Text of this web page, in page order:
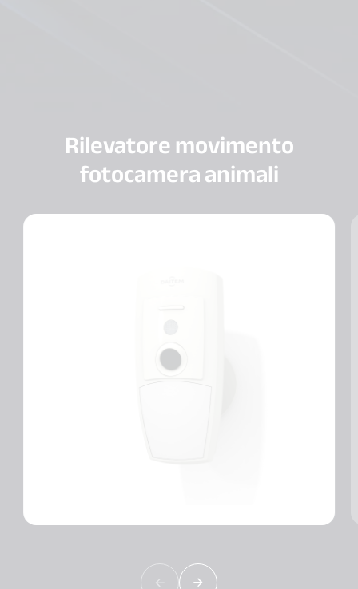
Rilevatore movimento
fotocamera animali